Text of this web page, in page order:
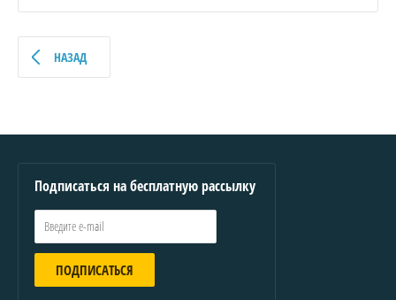
НАЗАД
Подписаться на бесплатную рассылку
ПОДПИСАТЬСЯ